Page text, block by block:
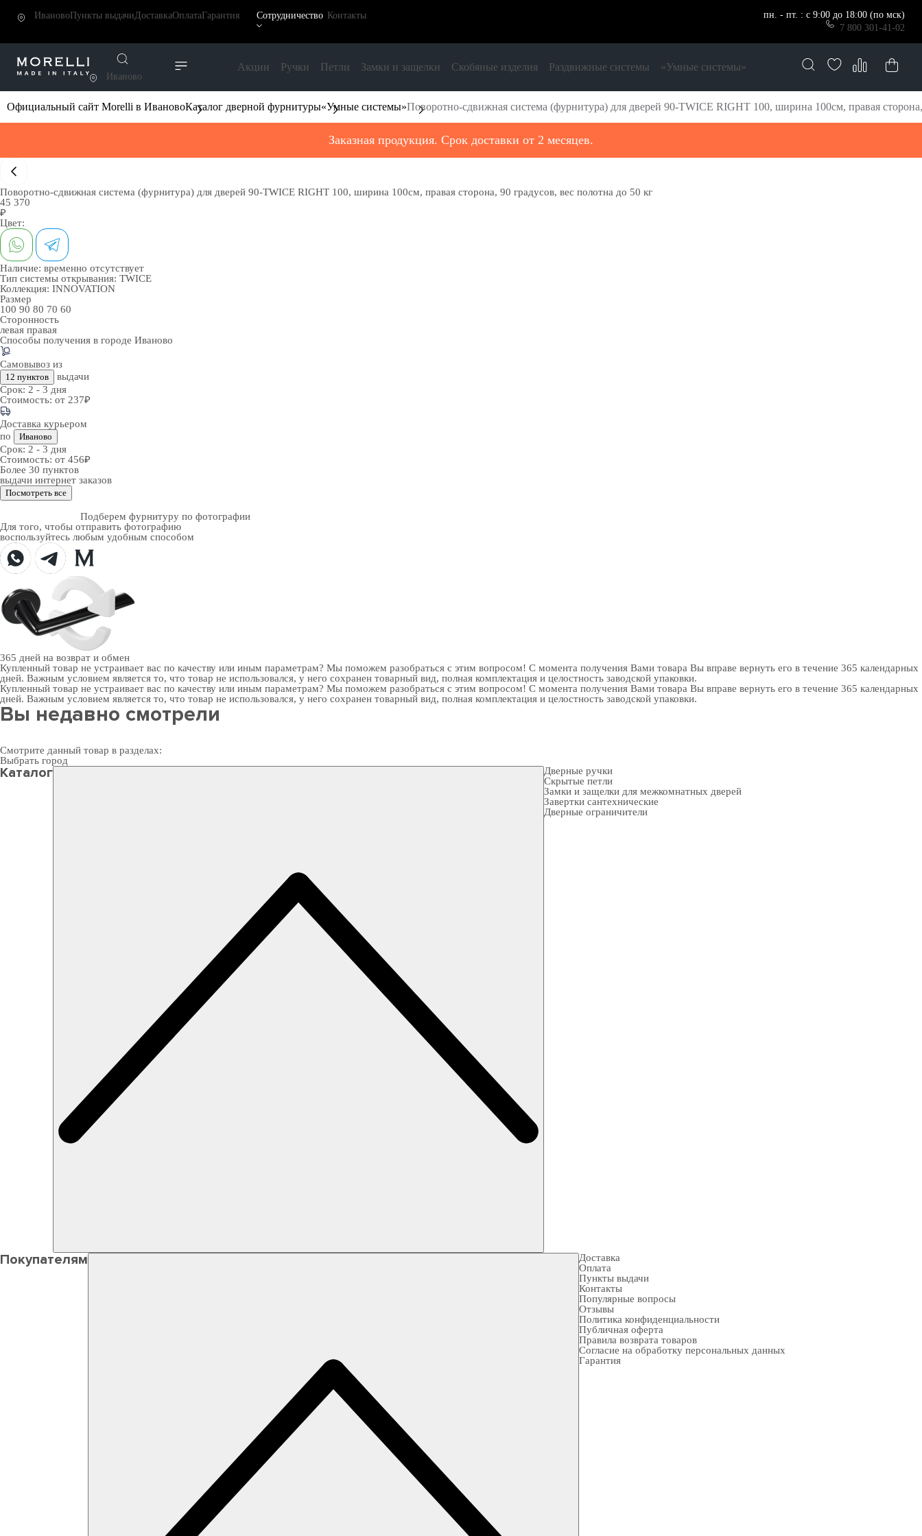
ИвановоПункты выдачиДоставкаОплатаГарантия Сотрудничество Контакты
пн. - пт. : с 9:00 до 18:00 (по мск)
7 800 301-41-02
Иваново
Акции Ручки Петли Замки и защелки Скобяные изделия Раздвижные системы «Умные системы»
Официальный сайт Morelli в ИвановоКаталог дверной фурнитуры«Умные системы»Поворотно-сдвижная система (фурнитура) для дверей 90-TWICE RIGHT 100, ширина 100см, правая
Заказная продукция. Срок доставки от 2 месяцев.
Поворотно-сдвижная система (фурнитура) для дверей 90-TWICE RIGHT 100, ширина 100см, правая сторона, 90 градусов, вес полотна до 50 кг
45 370
₽
Цвет:
Наличие: временно отсутствует
Тип системы открывания: TWICE
Коллекция: INNOVATION
Размер
100 90 80 70 60
Сторонность
левая правая
Способы получения в городе Иваново
Самовывоз из
12 пунктов
выдачи
Срок: 2 - 3 дня
Стоимость: от 237₽
Доставка курьером
по
Иваново
Срок: 2 - 3 дня
Стоимость: от 456₽
Более 30 пунктов
выдачи интернет заказов
Посмотреть все
Подберем фурнитуру по фотографии
Для того, чтобы отправить фотографию
воспользуйтесь любым удобным способом
365 дней на возврат и обмен
Купленный товар не устраивает вас по качеству или иным параметрам? Мы поможем разобраться с этим вопросом! С момента получения Вами товара Вы вправе вернуть его в течение 365 календарных
дней. Важным условием является то, что товар не использовался, у него сохранен товарный вид, полная комплектация и целостность заводской упаковки.
Купленный товар не устраивает вас по качеству или иным параметрам? Мы поможем разобраться с этим вопросом! С момента получения Вами товара Вы вправе вернуть его в течение 365 календарных
дней. Важным условием является то, что товар не использовался, у него сохранен товарный вид, полная комплектация и целостность заводской упаковки.
Вы недавно смотрели
Смотрите данный товар в разделах:
Выбрать город
Каталог
Дверные ручки
Скрытые петли
Замки и защелки для межкомнатных дверей
Завертки сантехнические
Дверные ограничители
Покупателям
Доставка
Оплата
Пункты выдачи
Контакты
Популярные вопросы
Отзывы
Политика конфиденциальности
Публичная оферта
Правила возврата товаров
Согласие на обработку персональных данных
Гарантия